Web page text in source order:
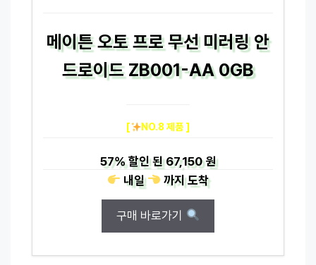
메이튼 오토 프로 무선 미러링 안
드로이드 ZB001-AA 0GB
[ NO.8 제품 ]
57%할인 된67,150 원
내일
까지도착
구매 바로가기